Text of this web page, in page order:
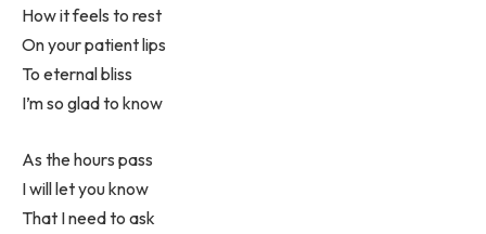
How it feels to rest
On your patient lips
To eternal bliss
I’m so glad to know
As the hours pass
I will let you know
That I need to ask